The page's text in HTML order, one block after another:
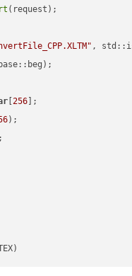
,
[256 ];
);